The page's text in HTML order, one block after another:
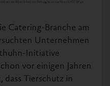
Catering-Branche am
Unternehmen
Initiative
vor einigen Jahren
dass Tierschutz in